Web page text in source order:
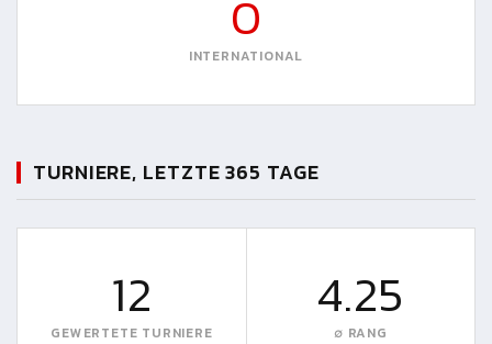
0
INTERNATIONAL
TURNIERE, LETZTE 365 TAGE
12
GEWERTETE TURNIERE
4.25
∅ RANG